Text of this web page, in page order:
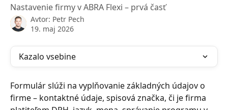
Nastavenie firmy v ABRA Flexi – prvá časť
Avtor: Petr Pech
19. maj 2026
Kazalo vsebine
Formulár slúži na vyplňovanie základných údajov o
firme – kontaktné údaje, spisová značka, či je firma